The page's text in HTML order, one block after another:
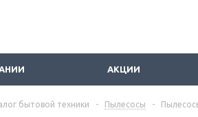
АКЦИИ
бытовой техники - Пылесосы -